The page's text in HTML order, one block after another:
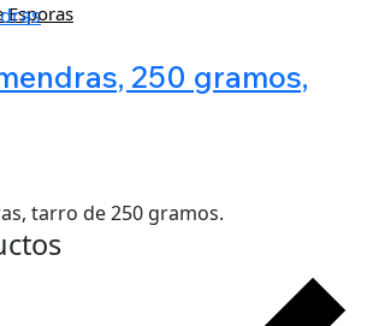
Esporas
250 gramos,
tarro de 250 gramos.